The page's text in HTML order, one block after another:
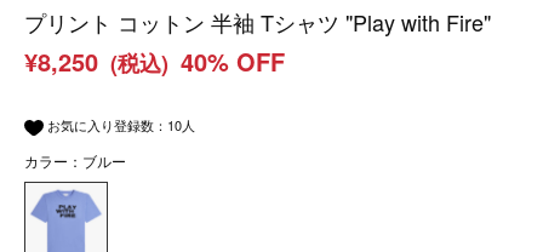
プリント コットン 半袖 Tシャツ "Play with Fire"
¥8,250 (税込) 40% OFF
お気に入り登録数： 10人
カラー：ブルー